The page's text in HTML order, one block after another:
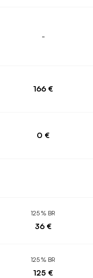
-
166 €
0 €
125 % BR
36 €
125 % BR
125 €